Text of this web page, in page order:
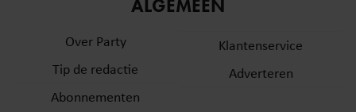
partners kunnen deze gegevens combineren met andere
verzameld op basis van uw gebruik van hun services. U
gaat akkoord met onze cookies als u onze website blijft
ALGEMEEN
Over Party
Tip de redactie
Abonnementen
Klantenservice
Adverteren